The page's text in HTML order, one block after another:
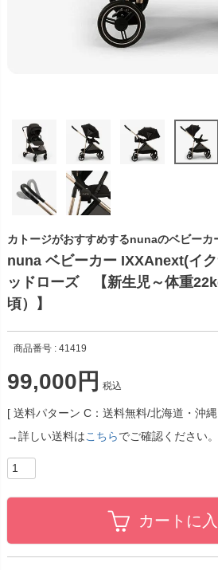
カトージがおすすめするnunaのベビーカ
nuna ベビーカー IXXAnext(イ
ッドローズ 【新生児～体重
頃）】
商品番号 41419
99,000 税込
送料パターン C：送料無料/北海道・沖
→詳しい送料はこちらでご確認ください。
カートに